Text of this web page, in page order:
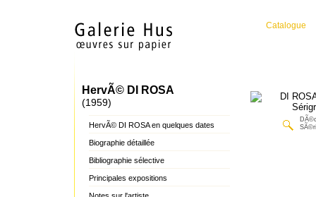
Catalogue
HervÃ© DI ROSA
(1959)
HervÃ© DI ROSA en quelques dates
Biographie détaillée
Bibliographie sélective
Principales expositions